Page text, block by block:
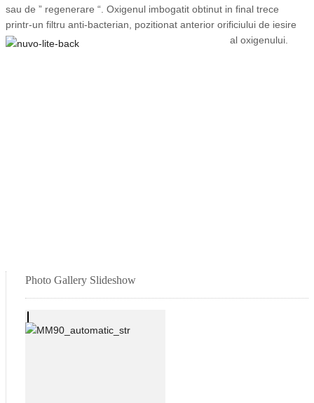
sau de ” regenerare “. Oxigenul imbogatit obtinut in final trece
printr-un filtru anti-bacterian, pozitionat anterior orificiului de iesire
al oxigenului.
Photo Gallery Slideshow